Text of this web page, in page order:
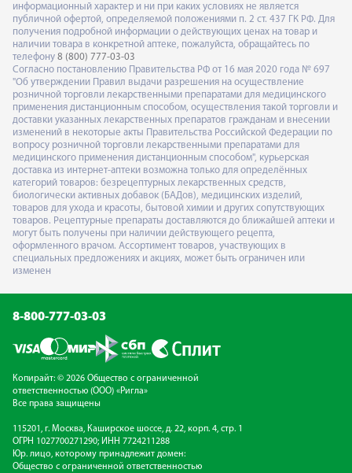
информационный характер и ни при каких условиях не является
публичной офертой, определяемой положениями п. 2 ст. 437 ГК РФ. Для
получения подробной информации о действующих ценах на товар и
наличии товара в конкретной аптеке, пожалуйста, обращайтесь по
телефону 8 (800) 777-03-03
Согласно постановлению Правительства РФ от 16 мая 2020 года № 697
"Об утверждении Правил выдачи разрешения на осуществление
розничной торговли лекарственными препаратами для медицинского
применения дистанционным способом, осуществления такой торговли и
доставки указанных лекарственных препаратов гражданам и внесении
изменений в некоторые акты Правительства Российской Федерации по
вопросу розничной торговли лекарственными препаратами для
медицинского применения дистанционным способом", курьерская
доставка из интернет-аптеки возможна только для определённых
категорий товаров: безрецептурных лекарственных средств,
биологически активных добавок (БАДов), медицинских изделий,
товаров для ухода и красоты, бытовой химии и других сопутствующих
товаров. Рецептурные препараты доставляются до ближайшей аптеки и
могут быть получены при наличии действующего рецепта,
оформленного врачом. Ассортимент товаров, участвующих в
специальных предложениях и акциях, может быть ограничен или
изменен
8-800-777-03-03
Копирайт: © 2026 Общество с ограниченной
ответственностью (ООО) «Ригла»
Все права защищены
115201, г. Москва, Каширское шоссе, д. 22, корп. 4, стр. 1
ОГРН 1027700271290; ИНН 7724211288
Юр. лицо, которому принадлежит домен:
Общество с ограниченной ответственностью